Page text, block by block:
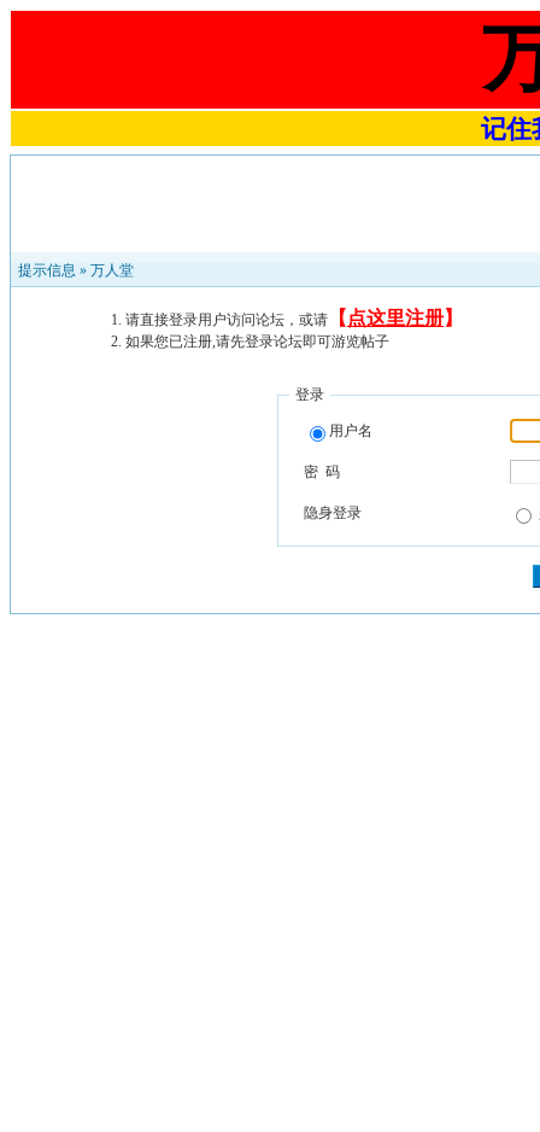
记住
提示信息 » 万人堂
请直接登录用户访问论坛，或请 【 点这里注册】
如果您已注册,请先登录论坛即可游览帖子
登录
用户名
密 码
隐身登录